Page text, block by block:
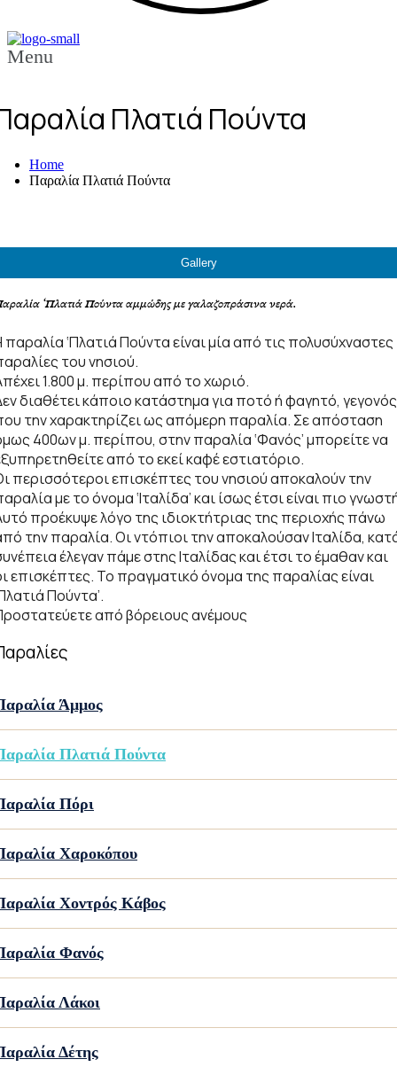
Menu
Πλατιά Πούντα
Home
Παραλία Πλατιά Πούντα
Gallery
‘Πλατιά Πούντα αμμώδης με γαλαζοπράσινα νερά.
παραλία ‘Πλατιά Πούντα είναι μία από τις πολυσύχναστες
του νησιού.
1.800 μ. περίπου από το χωριό.
διαθέτει κάποιο κατάστημα για ποτό ή φαγητό, γεγονός
την χαρακτηρίζει ως απόμερη παραλία. Σε απόσταση
400ων μ. περίπου, στην παραλία ‘Φανός’ μπορείτε να
από το εκεί καφέ εστιατόριο.
περισσότεροι επισκέπτες του νησιού αποκαλούν την
με το όνομα ‘Ιταλίδα’ και ίσως έτσι είναι πιο
προέκυψε λόγο της ιδιοκτήτριας της περιοχής πάνω
την παραλία. Οι ντόπιοι την αποκαλούσαν Ιταλίδα,
έλεγαν πάμε στης Ιταλίδας και έτσι το έμαθαν και
επισκέπτες. Το πραγματικό όνομα της παραλίας είναι
Πούντα’.
από βόρειους ανέμους
Άμμος
Πλατιά Πούντα
Πόρι
Χαροκόπου
Χοντρός Κάβος
Φανός
Λάκοι
Δέτης